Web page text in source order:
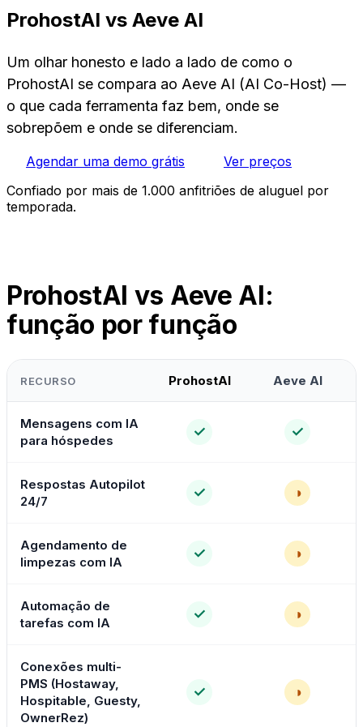
ProhostAI vs Aeve AI
Um olhar honesto e lado a lado de como o
ProhostAI se compara ao Aeve AI (AI Co-Host) —
o que cada ferramenta faz bem, onde se
sobrepõem e onde se diferenciam.
Agendar uma demo grátis
Ver preços
Confiado por mais de 1.000 anfitriões de aluguel por
temporada.
ProhostAI vs Aeve AI:
função por função
RECURSO ProhostAI Aeve AI
Mensagens com IA
para hóspedes
✓ ✓
Respostas Autopilot
24/7
✓ ◑
Agendamento de
limpezas com IA
✓ ◑
Automação de
tarefas com IA
✓ ◑
Conexões multi-
PMS (Hostaway,
Hospitable, Guesty,
OwnerRez)
✓ ◑